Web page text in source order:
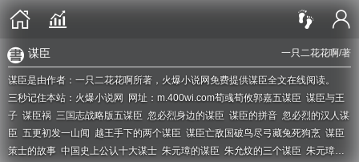
一只二花花啊/著
谋臣
谋臣是由作者：一只二花花啊所著，火爆小说网免费提供谋臣全文在线阅读。
三秒记住本站：火爆小说网 网址：m.400wi.com荀彧荀攸郭嘉五谋臣 谋臣与王
子 谋臣祸 三国志战略版五谋臣 忽必烈身边的谋臣 谋臣的拼音 忽必烈的汉人谋
臣 五更初发一山闻 越王手下的两个谋臣 谋臣亡敌国破鸟尽弓藏兔死狗烹 谋臣
策士的故事 中国史上公认十大谋士 朱元璋的谋臣 朱允炆的三个谋臣 朱元璋谋